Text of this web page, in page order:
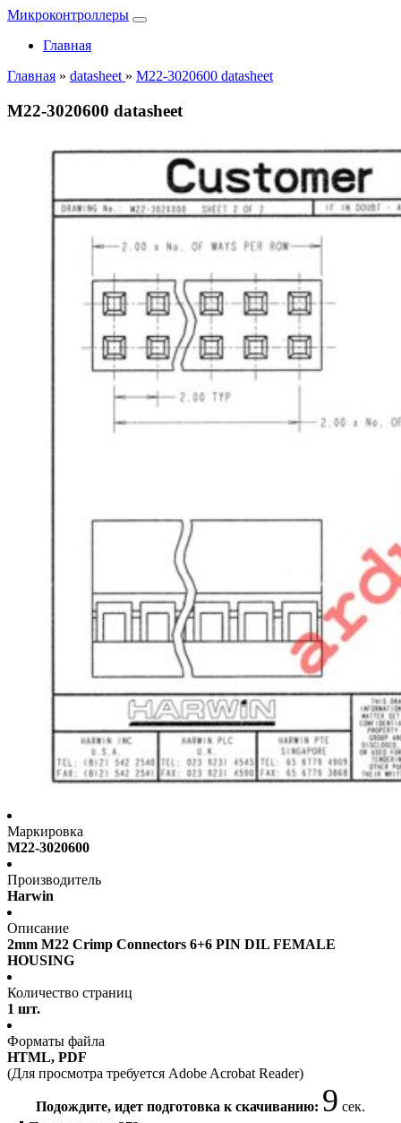
Микроконтроллеры
Главная
Главная » datasheet » M22-3020600 datasheet
M22-3020600 datasheet
Маркировка
M22-3020600
Производитель
Harwin
Описание
2mm M22 Crimp Connectors 6+6 PIN DIL FEMALE
HOUSING
Количество страниц
1 шт.
Форматы файла
HTML, PDF
(Для просмотра требуется Adobe Acrobat Reader)
Подождите, идет подготовка к скачиванию: 9 сек.